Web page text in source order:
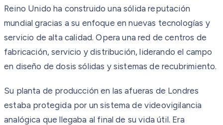
Reino Unido ha construido una sólida reputación
mundial gracias a su enfoque en nuevas tecnologías y
servicio de alta calidad. Opera una red de centros de
fabricación, servicio y distribución, liderando el campo
en diseño de dosis sólidas y sistemas de recubrimiento.
Su planta de producción en las afueras de Londres
estaba protegida por un sistema de videovigilancia
analógica que llegaba al final de su vida útil. Era